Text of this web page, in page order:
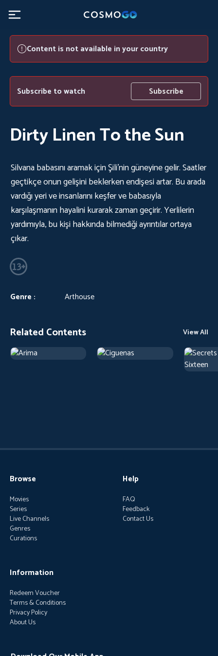
Content is not available in your country
Subscribe to watch Subscribe
Dirty Linen To the Sun
Silvana babasını aramak için Şili'nin güneyine gelir. Saatler
geçtikçe onun gelişini beklerken endişesi artar. Bu arada
vardığı yeri ve insanlarını keşfer ve babasıyla
karşılaşmanın hayalini kurarak zaman geçirir. Yerlilerin
yardımıyla, bu kişi hakkında bilmediği ayrıntılar ortaya
çıkar.
Genre : Arthouse
Related Contents View All
Browse
Movies
Series
Live Channels
Genres
Curations
Help
FAQ
Feedback
Contact Us
Information
Redeem Voucher
Terms & Conditions
Privacy Policy
About Us